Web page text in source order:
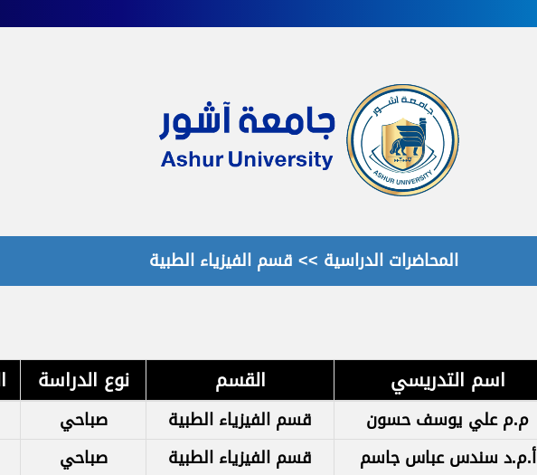
المحاضرات الدراسية >> قسم الفيزياء الطبية
اسم التدريسي القسم نوع الدراسة
م.م علي يوسف حسون قسم الفيزياء الطبية صباحي
أ.م.د سندس عباس جاسم قسم الفيزياء الطبية صباحي